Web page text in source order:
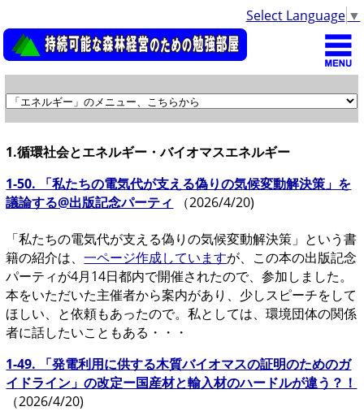
Select Language ▼
1.循環社会とエネルギー・バイオマスエネルギー
1-50. 「私たちの電気代が支える偽りの気候変動解決策」を
議論する@出版記念パーティ
（2026/4/20)
「私たちの電気代が支える偽りの気候変動解決策」という書
籍の紹介は、一ページ作成していますが、この本の出版記念
パーティが4月14日都内で開催されたので、参加しました。
本をいただいた主催者から案内があり、少しスピーチをして
ほしい、と依頼もあったので。私としては、環境団体の関係
者に話したいこともある・・・
1-49. 「発電利用に供する木質バイオマスの証明のためのガ
イドライン」の改定ー国産材と輸入材のハードルが違う？！
（2026/4/20)